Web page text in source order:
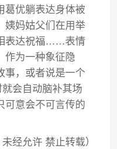
葛优躺表达身体被
姨妈姑父们在用举
表达祝福……表情
作为一种象征隐
事，或者说是一个
就会自动脑补其场
可意会不可言传的
未经允许 禁止转载）